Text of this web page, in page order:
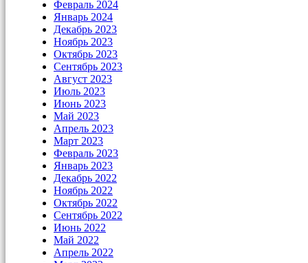
Февраль 2024
Январь 2024
Декабрь 2023
Ноябрь 2023
Октябрь 2023
Сентябрь 2023
Август 2023
Июль 2023
Июнь 2023
Май 2023
Апрель 2023
Март 2023
Февраль 2023
Январь 2023
Декабрь 2022
Ноябрь 2022
Октябрь 2022
Сентябрь 2022
Июнь 2022
Май 2022
Апрель 2022